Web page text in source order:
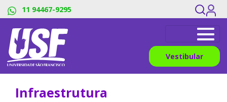
11 94467-9295
Vestibular
Infraestrutura